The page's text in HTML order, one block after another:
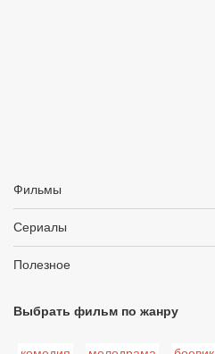
Фильмы
Сериалы
Полезное
Выбрать фильм по жанру